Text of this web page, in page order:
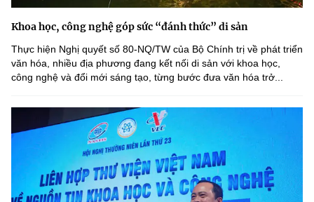
Khoa học, công nghệ góp sức “đánh thức” di sản
Thực hiện Nghị quyết số 80-NQ/TW của Bộ Chính trị về phát triển
văn hóa, nhiều địa phương đang kết nối di sản với khoa học,
công nghệ và đổi mới sáng tạo, từng bước đưa văn hóa trở...